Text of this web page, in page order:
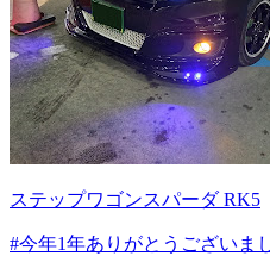
ステップワゴンスパーダ RK5
#今年1年ありがとうございま